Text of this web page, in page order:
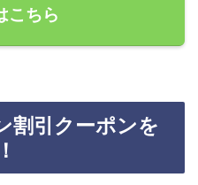
こちら
割引クーポンを